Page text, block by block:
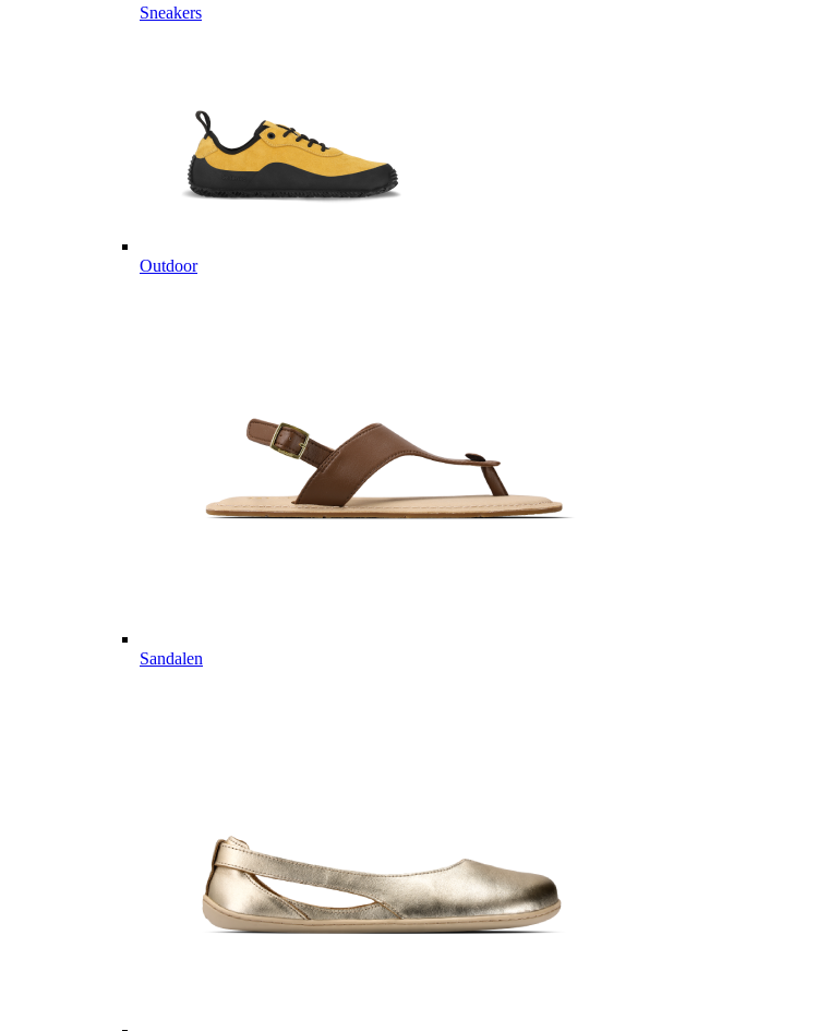
Sneakers
Outdoor
Sandalen